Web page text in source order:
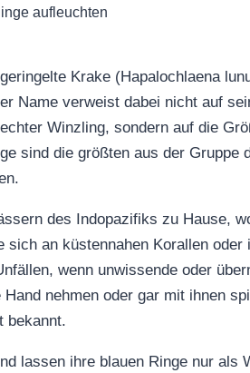
Krake (Hapalochlaena
Name verweist dabei nicht auf
Winzling, sondern auf die
sind die größten aus der Gruppe
des Indopazifiks zu Hause,
an küstennahen Korallen oder
wenn unwissende oder
nehmen oder gar mit ihnen
bekannt.
lassen ihre blauen Ringe nur als